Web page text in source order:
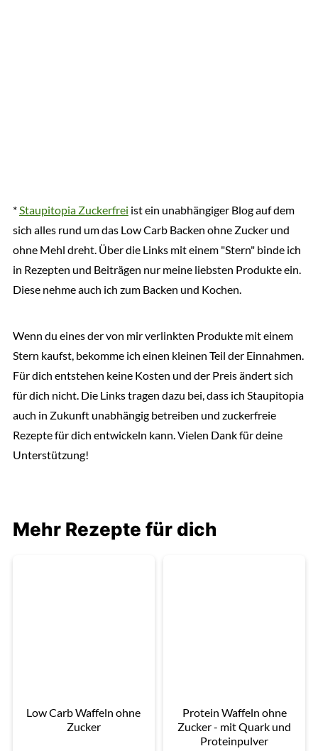
* Staupitopia Zuckerfrei ist ein unabhängiger Blog auf dem
sich alles rund um das Low Carb Backen ohne Zucker und
ohne Mehl dreht. Über die Links mit einem "Stern" binde ich
in Rezepten und Beiträgen nur meine liebsten Produkte ein.
Diese nehme auch ich zum Backen und Kochen.
Wenn du eines der von mir verlinkten Produkte mit einem
Stern kaufst, bekomme ich einen kleinen Teil der Einnahmen.
Für dich entstehen keine Kosten und der Preis ändert sich
für dich nicht. Die Links tragen dazu bei, dass ich Staupitopia
auch in Zukunft unabhängig betreiben und zuckerfreie
Rezepte für dich entwickeln kann. Vielen Dank für deine
Unterstützung!
Mehr Rezepte für dich
Low Carb Waffeln ohne
Zucker
Protein Waffeln ohne
Zucker - mit Quark und
Proteinpulver